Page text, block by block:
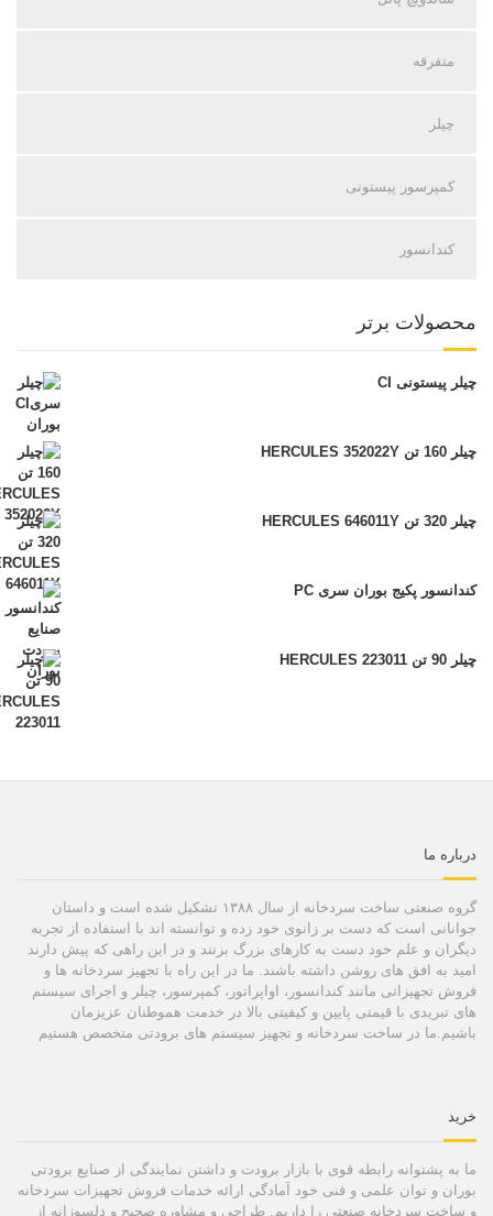
متفرقه
چیلر
کمپرسور پیستونی
کندانسور
محصولات برتر
چیلر پیستونی CI
چیلر 160 تن HERCULES 352022Y
چیلر 320 تن HERCULES 646011Y
کندانسور پکیج بوران سری PC
چیلر 90 تن HERCULES 223011
درباره ما
گروه صنعتی ساخت سردخانه از سال ۱۳۸۸ تشکیل شده است و داستان
جوانانی است که دست بر زانوی خود زده و توانسته اند با استفاده از تجربه
دیگران و علم خود دست به کارهای بزرگ بزنند و در این راهی که پیش دارند
امید به افق های روشن داشته باشند. ما در این راه با تجهیز سردخانه ها و
فروش تجهیزاتی مانند کندانسور، اواپراتور، کمپرسور، چیلر و اجرای سیستم
های تبریدی با قیمتی پایین و کیفیتی بالا در خدمت هموطنان عزیزمان
باشیم.ما در ساخت سردخانه و تجهیز سیستم های برودتی متخصص هستیم
خرید
ما به پشتوانه رابطه قوی با بازار برودت و داشتن نمایندگی از صنایع برودتی
بوران و توان علمی و فنی خود آمادگی ارائه خدمات فروش تجهیزات سردخانه
و ساخت سردخانه صنعتی را داریم. طراحی و مشاوره صحیح و دلسوزانه از